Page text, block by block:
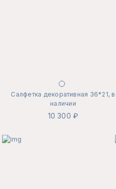
Салфетка декоративная 36*21, в
наличии
10 300 ₽